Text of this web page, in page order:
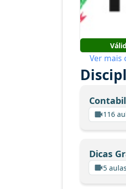
Ver mais
116
Dicas
5 aulas